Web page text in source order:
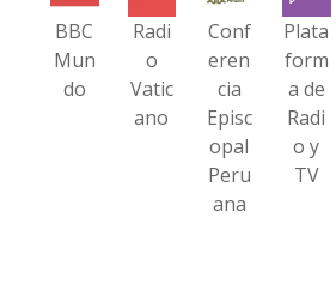
BBC
Mun
do
Radi
o
Vatic
ano
Conf
eren
cia
Episc
opal
Peru
ana
Plata
form
a de
Radi
o y
TV